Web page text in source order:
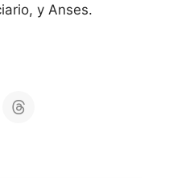
y Anses.